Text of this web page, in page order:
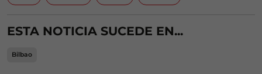
ESTA NOTICIA SUCEDE EN...
Bilbao